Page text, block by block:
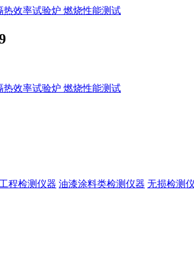
程检测仪器 油漆涂料类检测仪器 无损检测